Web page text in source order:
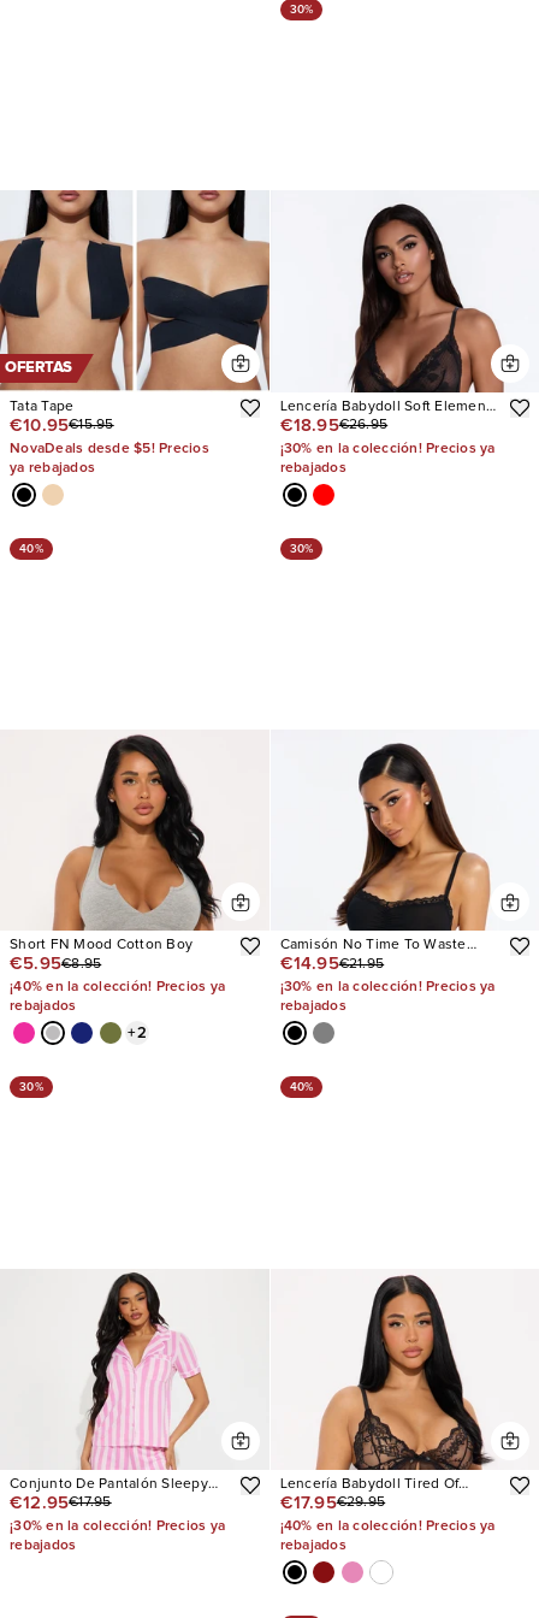
OFERTAS
Tata Tape
€10.95€15.95
NovaDeals desde $5! Precios
ya rebajados
30%
Lencería Babydoll Soft Elements
Mesh Lace
€18.95€26.95
¡30% en la colección! Precios ya
rebajados
40%
Short FN Mood Cotton Boy
€5.95€8.95
¡40% en la colección! Precios ya
rebajados
+2
30%
Camisón No Time To Waste
Ruffle
€14.95€21.95
¡30% en la colección! Precios ya
rebajados
30%
Conjunto De Pantalón Sleepy
Dreams PJ
€12.95€17.95
¡30% en la colección! Precios ya
rebajados
40%
Lencería Babydoll Tired Of
Teasing Flyaway
€17.95€29.95
¡40% en la colección! Precios ya
rebajados